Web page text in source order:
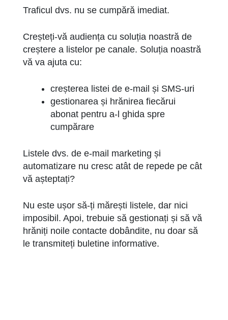
Traficul dvs. nu se cumpără imediat.
Creșteți-vă audiența cu soluția noastră de
creștere a listelor pe canale. Soluția noastră
vă va ajuta cu:
creșterea listei de e-mail și SMS-uri
gestionarea și hrănirea fiecărui
abonat pentru a-l ghida spre
cumpărare
Listele dvs. de e-mail marketing și
automatizare nu cresc atât de repede pe cât
vă așteptați?
Nu este ușor să-ți mărești listele, dar nici
imposibil. Apoi, trebuie să gestionați și să vă
hrăniți noile contacte dobândite, nu doar să
le transmiteți buletine informative.